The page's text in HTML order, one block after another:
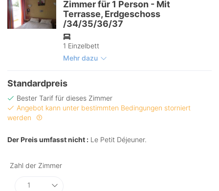
Zimmer für 1 Person - Mit
Terrasse, Erdgeschoss
/34/35/36/37
1 Einzelbett
Mehr dazu
Standardpreis
Bester Tarif für dieses Zimmer
Angebot kann unter bestimmten Bedingungen storniert
werden
Der Preis umfasst nicht : Le Petit Déjeuner.
Zahl der Zimmer